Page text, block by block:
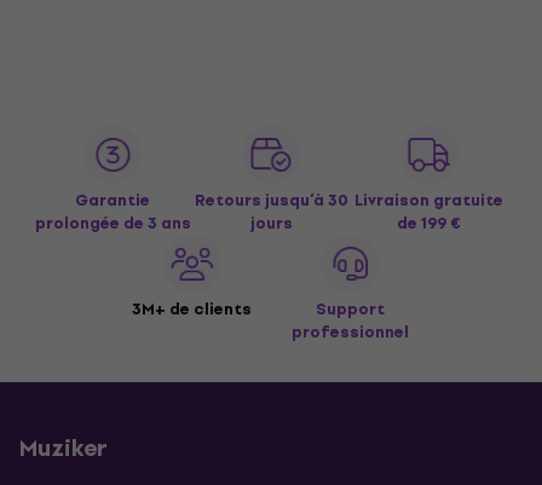
Garantie
prolongée de 3 ans
Retours jusqu’à 30
jours
Livraison gratuite
de 199 €
3M+ de clients
Support
professionnel
Muziker